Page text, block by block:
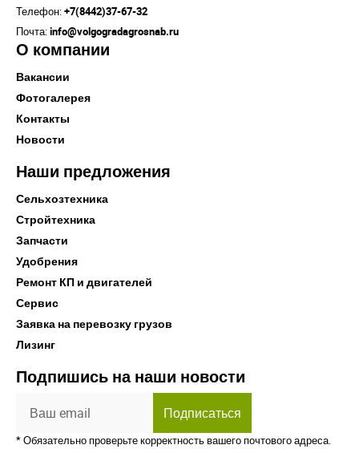
Телефон:+7(8442)37-67-32
Почта:info@volgogradagrosnab.ru
О компании
Вакансии
Фотогалерея
Контакты
Новости
Наши предложения
Сельхозтехника
Стройтехника
Запчасти
Удобрения
Ремонт КП и двигателей
Сервис
Заявка на перевозку грузов
Лизинг
Подпишись на наши новости
Подписаться
* Обязательно проверьте корректность вашего почтового адреса.